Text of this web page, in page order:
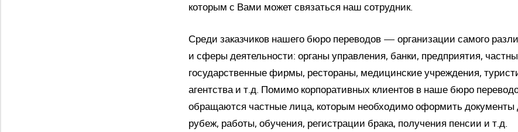
которым с Вами может связаться наш сотрудник.
Среди заказчиков нашего бюро переводов — организации самого
и сферы деятельности: органы управления, банки, предприятия,
государственные фирмы, рестораны, медицинские учреждения,
агентства и т.д. Помимо корпоративных клиентов в наше бюро
обращаются частные лица, которым необходимо оформить документы
рубеж, работы, обучения, регистрации брака, получения пенсии и т.д.